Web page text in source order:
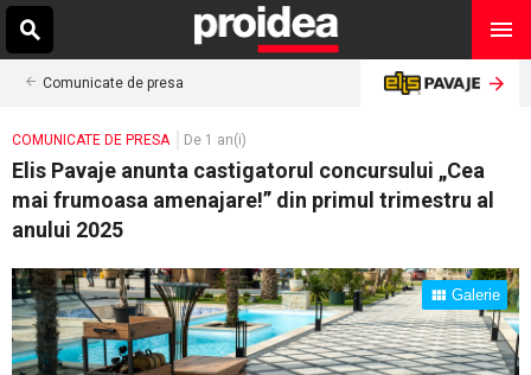
Comunicate de presa
COMUNICATE DE PRESA De 1 an(i)
Elis Pavaje anunta castigatorul concursului „Cea
mai frumoasa amenajare!” din primul trimestru al
anului 2025
Galerie